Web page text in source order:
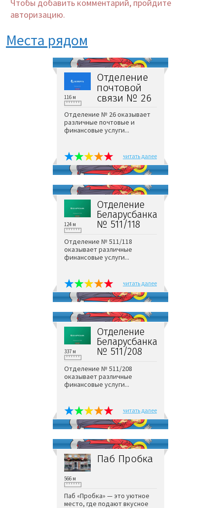
Чтобы добавить комментарий, пройдите
авторизацию.
Места рядом
Отделение
почтовой
связи № 26
116 м
Отделение № 26 оказывает
различные почтовые и
финансовые услуги...
читать далее
Отделение
Беларусбанка
№ 511/118
124 м
Отделение № 511/118
оказывает различные
финансовые услуги...
читать далее
Отделение
Беларусбанка
№ 511/208
337 м
Отделение № 511/208
оказывает различные
финансовые услуги...
читать далее
Паб Пробка
566 м
Паб «Пробка» — это уютное
место, где подают вкусное